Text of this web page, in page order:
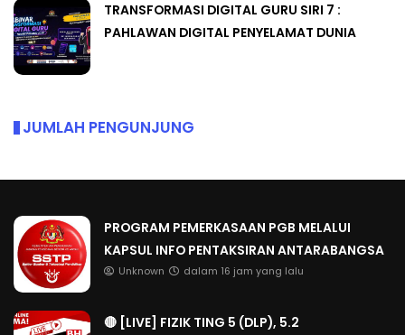
TRANSFORMASI DIGITAL GURU SIRI 7 :
PAHLAWAN DIGITAL PENYELAMAT DUNIA
JUMLAH PENGUNJUNG
PROGRAM PEMERKASAAN PGB MELALUI
KAPSUL INFO PENTAKSIRAN ANTARABANGSA
Unknown dalam 16 jam yang lalu
🔴 [LIVE] FIZIK TING 5 (DLP), 5.2